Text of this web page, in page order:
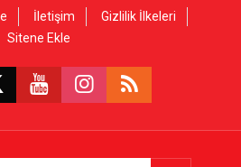
İletişim
Gizlilik İlkeleri
Sitene Ekle